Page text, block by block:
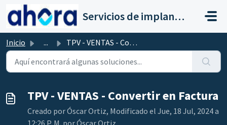
Saltar al contenido principal
Servicios de implantación a clientes de Ahora
Inicio ... TPV - VENTAS - Convertir en Factura
TPV - VENTAS - Convertir en Factura
Creado por Óscar Ortiz, Modificado el Jue, 18 Jul, 2024 a
12:26 P. M. por Óscar Ortiz